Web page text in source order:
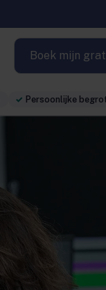
Boek mijn
Persoonlijke